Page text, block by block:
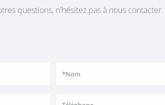
questions, n'hésitez pas à nous contacter.